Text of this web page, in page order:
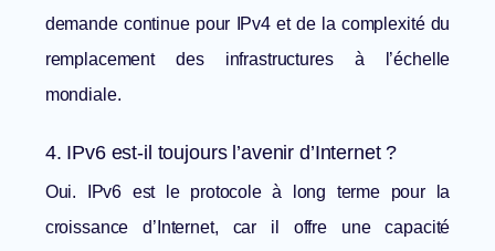
demande continue pour IPv4 et de la complexité du
remplacement des infrastructures à l’échelle
mondiale.
4. IPv6 est-il toujours l’avenir d’Internet ?
Oui. IPv6 est le protocole à long terme pour la
croissance d’Internet, car il offre une capacité